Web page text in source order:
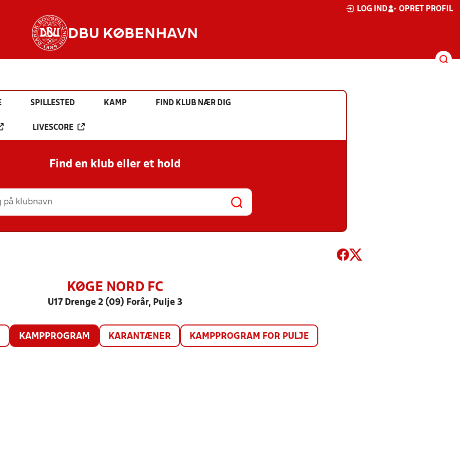
LOG IND OPRET PROFIL
DBU KØBENHAVN
SPILLESTED KAMP FIND KLUB NÆR DIG
LIVESCORE
Find en klub eller et hold
KØGE NORD FC
U17 Drenge 2 (09) Forår, Pulje 3
KAMPPROGRAM KARANTÆNER KAMPPROGRAM FOR PULJE